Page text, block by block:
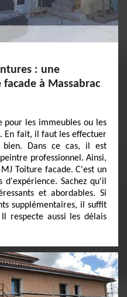
: une
à Massabrac
pour les immeubles ou les
En fait, il faut les effectuer
Dans ce cas, il est
professionnel. Ainsi,
Toiture facade. C'est un
Sachez qu'il
et abordables. Si
supplémentaires, il suffit
respecte aussi les délais